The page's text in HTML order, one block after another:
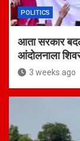
POLITICS
आता सरकार
आंदोलनाला
3 weeks ago